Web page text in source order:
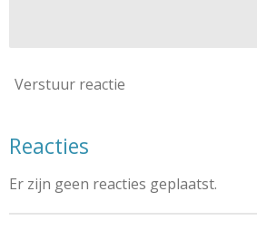
Verstuur reactie
Reacties
Er zijn geen reacties geplaatst.